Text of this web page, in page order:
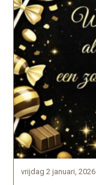
vrijdag 2 januari, 2026